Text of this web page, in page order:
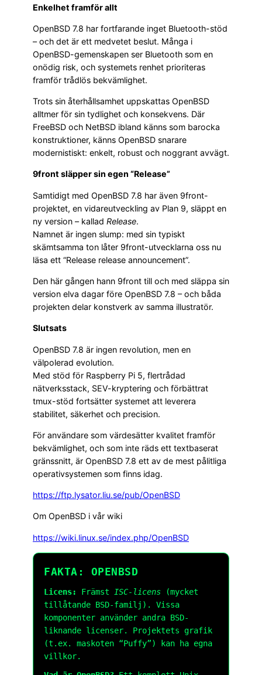
Enkelhet framför allt
OpenBSD 7.8 har fortfarande inget Bluetooth-stöd
– och det är ett medvetet beslut. Många i
OpenBSD-gemenskapen ser Bluetooth som en
onödig risk, och systemets renhet prioriteras
framför trådlös bekvämlighet.
Trots sin återhållsamhet uppskattas OpenBSD
alltmer för sin tydlighet och konsekvens. Där
FreeBSD och NetBSD ibland känns som barocka
konstruktioner, känns OpenBSD snarare
modernistiskt: enkelt, robust och noggrant avvägt.
9front släpper sin egen “Release”
Samtidigt med OpenBSD 7.8 har även 9front-
projektet, en vidareutveckling av Plan 9, släppt en
ny version – kallad Release.
Namnet är ingen slump: med sin typiskt
skämtsamma ton låter 9front-utvecklarna oss nu
läsa ett “Release release announcement”.
Den här gången hann 9front till och med släppa sin
version elva dagar före OpenBSD 7.8 – och båda
projekten delar konstverk av samma illustratör.
Slutsats
OpenBSD 7.8 är ingen revolution, men en
välpolerad evolution.
Med stöd för Raspberry Pi 5, flertrådad
nätverksstack, SEV-kryptering och förbättrat
tmux-stöd fortsätter systemet att leverera
stabilitet, säkerhet och precision.
För användare som värdesätter kvalitet framför
bekvämlighet, och som inte räds ett textbaserat
gränssnitt, är OpenBSD 7.8 ett av de mest pålitliga
operativsystemen som finns idag.
https://ftp.lysator.liu.se/pub/OpenBSD
Om OpenBSD i vår wiki
https://wiki.linux.se/index.php/OpenBSD
FAKTA: OPENBSD
Licens: Främst ISC-licens (mycket
tillåtande BSD-familj). Vissa
komponenter använder andra BSD-
liknande licenser. Projektets grafik
(t.ex. maskoten “Puffy”) kan ha egna
villkor.